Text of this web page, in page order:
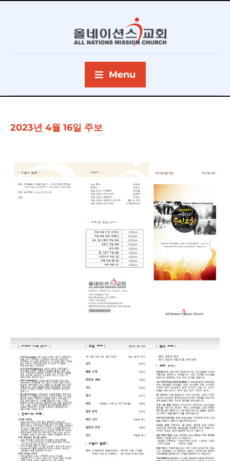
Menu
2023년 4월 16일 주보